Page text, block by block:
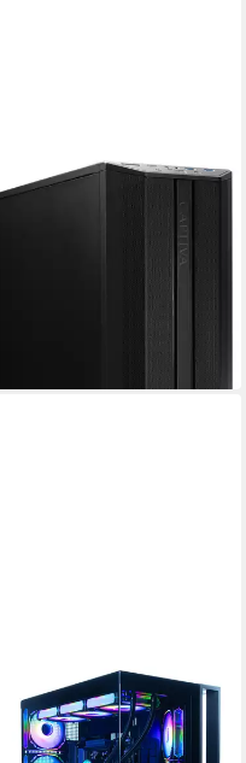
CAPTIVA
Workstation I83-395 PC
Arbeitsspeicher
mtl. in 48 Raten
Ultimate Gaming I89-223 PC
Intel Core i9 Prozessor
GeForce® RTX™ 5090 32 GB